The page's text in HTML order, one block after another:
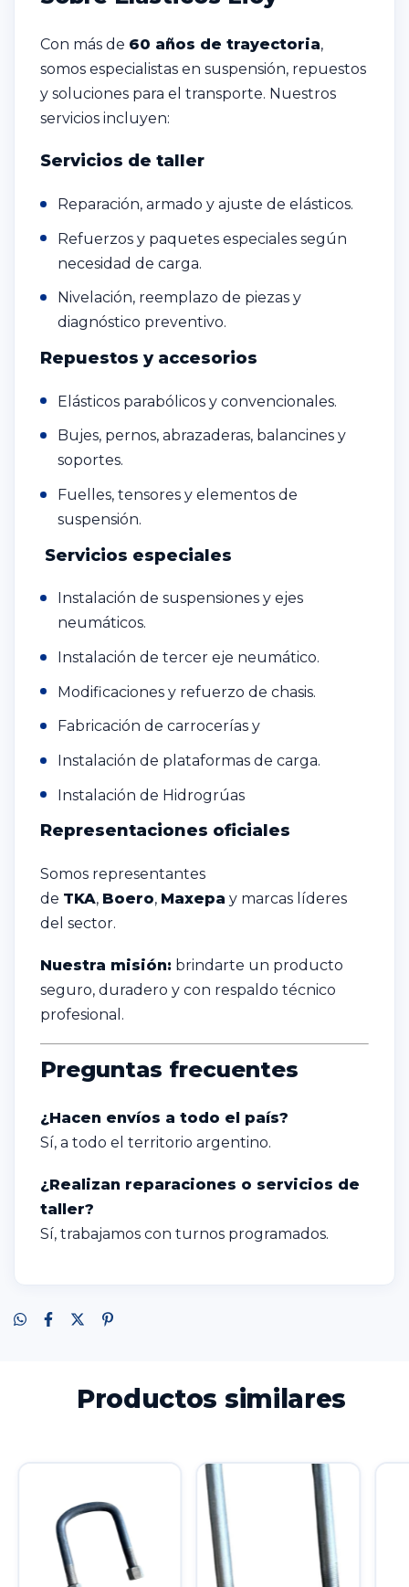
Con más de 60 años de trayectoria,
somos especialistas en suspensión, repuestos
y soluciones para el transporte. Nuestros
servicios incluyen:
Servicios de taller
Reparación, armado y ajuste de elásticos.
Refuerzos y paquetes especiales según
necesidad de carga.
Nivelación, reemplazo de piezas y
diagnóstico preventivo.
Repuestos y accesorios
Elásticos parabólicos y convencionales.
Bujes, pernos, abrazaderas, balancines y
soportes.
Fuelles, tensores y elementos de
suspensión.
Servicios especiales
Instalación de suspensiones y ejes
neumáticos.
Instalación de tercer eje neumático.
Modificaciones y refuerzo de chasis.
Fabricación de carrocerías y
Instalación de plataformas de carga.
Instalación de Hidrogrúas
Representaciones oficiales
Somos representantes
de TKA, Boero, Maxepa y marcas líderes
del sector.
Nuestra misión: brindarte un producto
seguro, duradero y con respaldo técnico
profesional.
Preguntas frecuentes
¿Hacen envíos a todo el país?
Sí, a todo el territorio argentino.
¿Realizan reparaciones o servicios de
taller?
Sí, trabajamos con turnos programados.
Productos similares